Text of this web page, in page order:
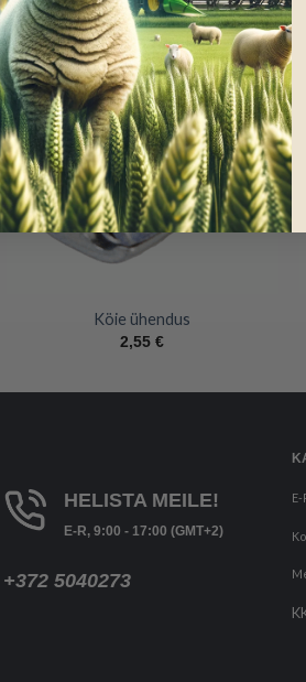
Köie ühendus
2,55€
HELISTA MEILE!
E-R, 9:00 - 17:00 (GMT+2)
+372 5040273